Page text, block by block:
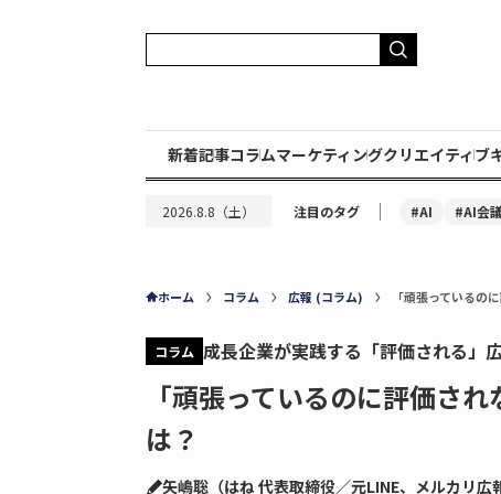
新着記事コラムマーケティングクリエイティブ
2026.8.8（土） 注目のタグ ｜ #AI #AI会
ホーム コラム 広報 (コラム) 「頑張っているの
コラム 成長企業が実践する「評価される」
「頑張っているのに評価さ
は？
矢嶋聡（はね 代表取締役／元LINE、メルカリ広